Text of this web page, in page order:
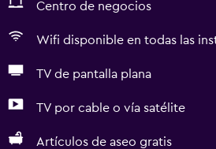
Centro de negocios
Wifi disponible en todas las
TV de pantalla plana
TV por cable o vía satélite
Artículos de aseo gratis